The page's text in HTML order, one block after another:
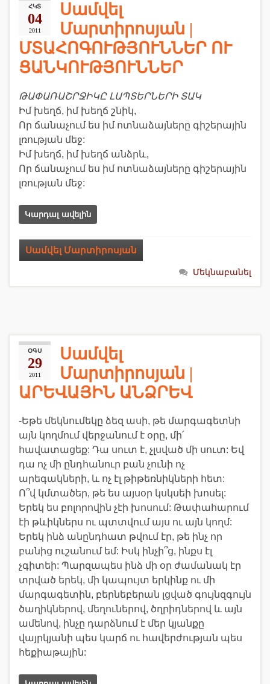
ՀԿՏ
04
2011
Սամվել
Մարտիրոսյան |
ՄՏԱՀՈԳՈՒԹՅՈՒՆՆԵՐ ՈՒ
ՑԱՆԿՈՒԹՅՈՒՆՆԵՐ
ԹԱՓԱՌԱՇՐՋԻԿԸ ԼԱՊՏԵՐՆԵՐԻ ՏԱԿ
Իմ խեղճ, իմ խեղճ շնիկ,
Որ ճանաչում ես իմ ոտնաձայները գիշերային
լռության մեջ:
Իմ խեղճ, իմ խեղճ անձրև,
Որ ճանաչում ես իմ ոտնաձայները գիշերային
լռության մեջ:
Կարդալ ավելին
Սամվել Մարտիրոսյան
Մեկնաբանել
ՕԳՍ
29
2011
Սամվել
Մարտիրոսյան |
ԱՐԵՎԱՅԻՆ ԱՆՁՐԵՎ
-Եթե մեկնումեկը ձեզ ասի, թե մարգագետնի
այն կողմում վերջանում է օրը, մի՛
հավատացեք: Դա սուտ է, չլսված մի սուտ: Եվ
դա ոչ մի ընդհանուր բան չունի ոչ
արեգակների, և ոչ էլ թիթեռնիկների հետ:
Ո՞վ կմտածեր, թե ես այսօր կսկսեի խոսել:
Երեկ ես բոլորովին չէի խոսում: Թափահարում
էի թևիկներս ու պտտվում այս ու այն կողմ:
Երեկ ինձ անընդհատ թվում էր, թե ինչ որ
բանից ուշանում եմ: Իսկ ինչի՞ց, ինքս էլ
չգիտեի: Պարզապես ինձ մի օր ժամանակ էր
տրված երեկ, մի կապույտ երկինք ու մի
մարգագետին, բերնեբերան լցված գույնզգույն
ծաղիկներով, մեղուներով, ծղրիդներով և այն
ամենով, ինչը դարձնում է մեր կյանքը
վայրկյանի պես կարճ ու հավերժության պես
հեքիաթային: